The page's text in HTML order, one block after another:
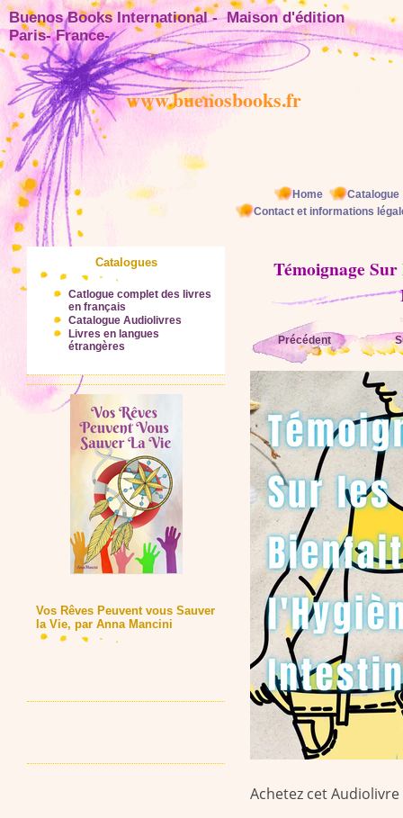
www.buenosbooks.fr
Buenos Books International - Maison
Paris- France-
Home
Catalogue
Contact et informations
Catalogues
Catlogue complet des livres
en français
Catalogue Audiolivres
Livres en langues
étrangères
Vos Rêves Peuvent vous Sauver
la Vie, par Anna Mancini
Témoignage
Précédent
Achetez cet